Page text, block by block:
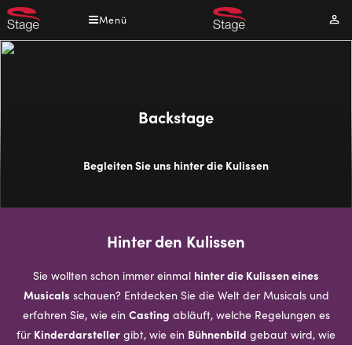
Direkt
zum
Inhalt
Menü
Backstage
Begleiten Sie uns hinter die Kulissen
Hinter den Kulissen
Sie wollten schon immer einmal hinter die Kulissen eines
Musicals schauen? Entdecken Sie die Welt der Musicals und
erfahren Sie, wie ein Casting abläuft, welche Regelungen es
für Kinderdarsteller gibt, wie ein Bühnenbild gebaut wird, wie